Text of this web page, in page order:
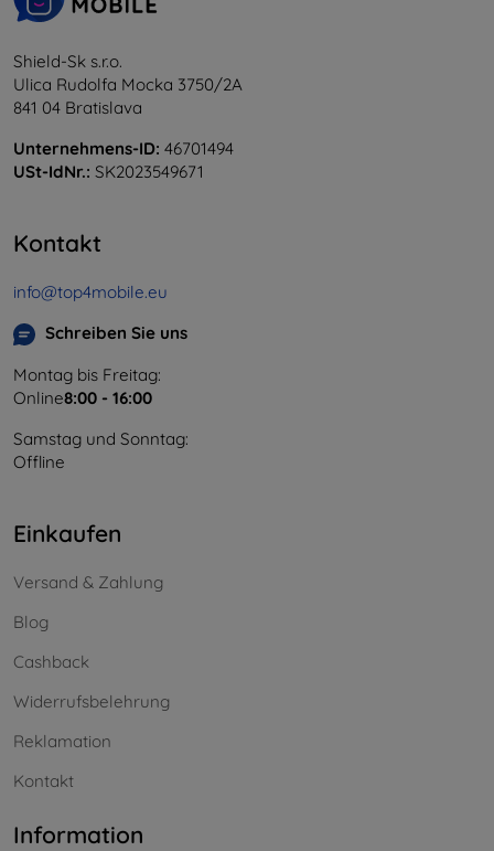
Shield-Sk s.r.o.
Ulica Rudolfa Mocka 3750/2A
841 04 Bratislava
Unternehmens-ID: 46701494
USt-IdNr.: SK2023549671
Kontakt
info@top4mobile.eu
Schreiben Sie uns
Montag bis Freitag:
Online8:00 - 16:00
Samstag und Sonntag:
Offline
Einkaufen
Versand & Zahlung
Blog
Cashback
Widerrufsbelehrung
Reklamation
Kontakt
Information